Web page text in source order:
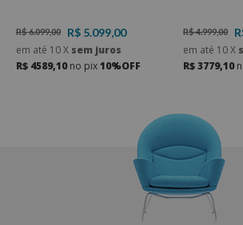
R$ 6.099,00
R$ 5.099,00
em até 10X sem juros
R$ 4589,10no pix10%OFF
R$ 4.999,00
em até 10X
R$ 3779,10